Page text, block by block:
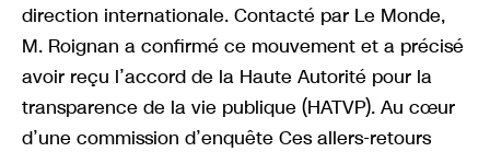
direction internationale. Contacté par Le Monde,
M. Roignan a confirmé ce mouvement et a précisé
avoir reçu l’accord de la Haute Autorité pour la
transparence de la vie publique (HATVP). Au cœur
d’une commission d’enquête Ces allers-retours